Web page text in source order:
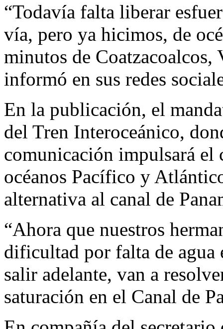
“Todavía falta liberar
vía, pero ya hicimos, de
minutos de Coatzacoalcos,
informó en sus redes
En la publicación, el
del Tren Interoceánico,
comunicación impulsará
océanos Pacífico y
alternativa al canal de
“Ahora que nuestros
dificultad por falta de agua
salir adelante, van a
saturación en el Canal de